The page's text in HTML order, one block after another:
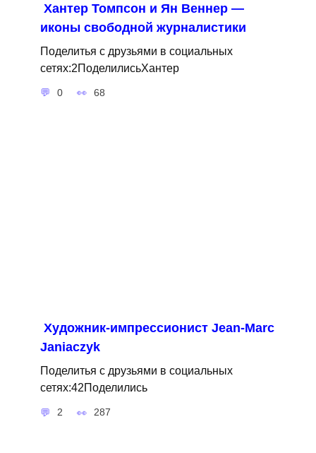
Хантер Томпсон и Ян Веннер —
иконы свободной журналистики
Поделитья с друзьями в социальных
сетях:2ПоделилисьХантер
0 68
Художник-импрессионист Jean-Marc
Janiaczyk
Поделитья с друзьями в социальных
сетях:42Поделились
2 287